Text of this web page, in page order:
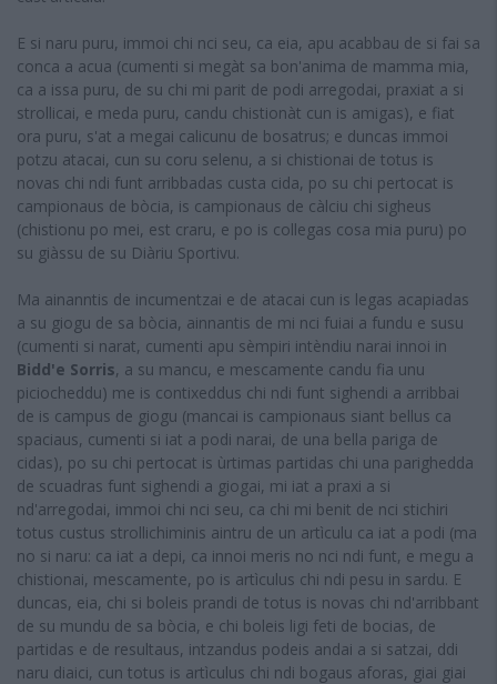
E si naru puru, immoi chi nci seu, ca eia, apu acabbau de si fai sa
conca a acua (cumenti si megàt sa bon'anima de mamma mia,
ca a issa puru, de su chi mi parit de podi arregodai, praxiat a si
strollicai, e meda puru, candu chistionàt cun is amigas), e fiat
ora puru, s'at a megai calicunu de bosatrus; e duncas immoi
potzu atacai, cun su coru selenu, a si chistionai de totus is
novas chi ndi funt arribbadas custa cida, po su chi pertocat is
campionaus de bòcia, is campionaus de càlciu chi sigheus
(chistionu po mei, est craru, e po is collegas cosa mia puru) po
su giàssu de su Diàriu Sportivu.
Ma ainanntis de incumentzai e de atacai cun is legas acapiadas
a su giogu de sa bòcia, ainnantis de mi nci fuiai a fundu e susu
(cumenti si narat, cumenti apu sèmpiri intèndiu narai innoi in
Bidd'e Sorris, a su mancu, e mescamente candu fia unu
piciocheddu) me is contixeddus chi ndi funt sighendi a arribbai
de is campus de giogu (mancai is campionaus siant bellus ca
spaciaus, cumenti si iat a podi narai, de una bella pariga de
cidas), po su chi pertocat is ùrtimas partidas chi una parighedda
de scuadras funt sighendi a giogai, mi iat a praxi a si
nd'arregodai, immoi chi nci seu, ca chi mi benit de nci stichiri
totus custus strollichiminis aintru de un artìculu ca iat a podi (ma
no si naru: ca iat a depi, ca innoi meris no nci ndi funt, e megu a
chistionai, mescamente, po is artìculus chi ndi pesu in sardu. E
duncas, eia, chi si boleis prandi de totus is novas chi nd'arribbant
de su mundu de sa bòcia, e chi boleis ligi feti de bocias, de
partidas e de resultaus, intzandus podeis andai a si satzai, ddi
naru diaici, cun totus is artìculus chi ndi bogaus aforas, giai giai